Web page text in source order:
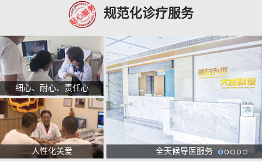
规范化诊疗服务
细心、耐心、责任心
人性化关爱 全天候导医服务